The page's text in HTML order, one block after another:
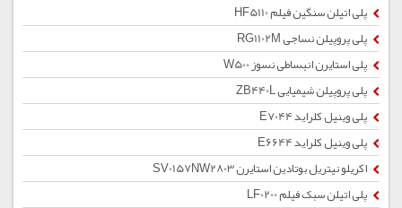
پلی اتیلن سنگین فیلم HF5110
پلی پروپیلن نساجی RG1102M
پلی استایرن انبساطی نسوز W500
پلی پروپیلن شیمیایی ZB440L
پلی وینیل کلراید E7044
پلی وینیل کلراید E6644
اکریلو نیتریل بوتادین استایرن SV0157NW2803
پلی اتیلن سبک فیلم LF0200